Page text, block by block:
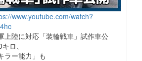
www.youtube.com/watch?
上陸に対応「装輪戦車」試作車公
ロ、
ラー能力」も